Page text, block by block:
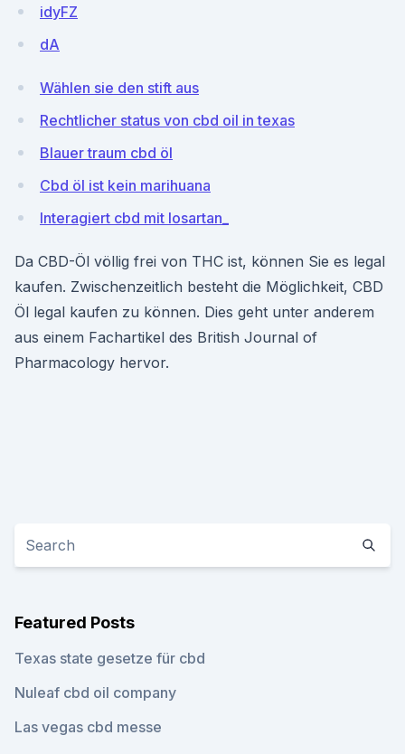
idyFZ
dA
Wählen sie den stift aus
Rechtlicher status von cbd oil in texas
Blauer traum cbd öl
Cbd öl ist kein marihuana
Interagiert cbd mit losartan_
Da CBD-Öl völlig frei von THC ist, können Sie es legal
kaufen. Zwischenzeitlich besteht die Möglichkeit, CBD
Öl legal kaufen zu können. Dies geht unter anderem
aus einem Fachartikel des British Journal of
Pharmacology hervor.
Featured Posts
Texas state gesetze für cbd
Nuleaf cbd oil company
Las vegas cbd messe